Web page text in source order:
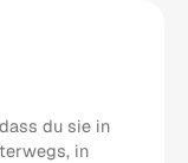
du sie in
in